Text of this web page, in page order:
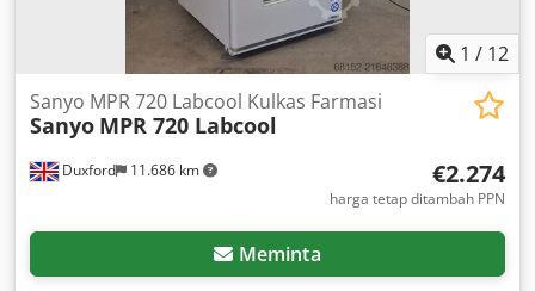
1 / 12
Duxford 11.686 km
Sanyo MPR 720 Labcool Kulkas Farmasi
Sanyo MPR 720 Labcool
€2.274
harga tetap ditambah PPN
Meminta